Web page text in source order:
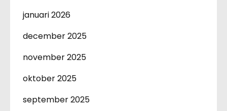
januari 2026
december 2025
november 2025
oktober 2025
september 2025